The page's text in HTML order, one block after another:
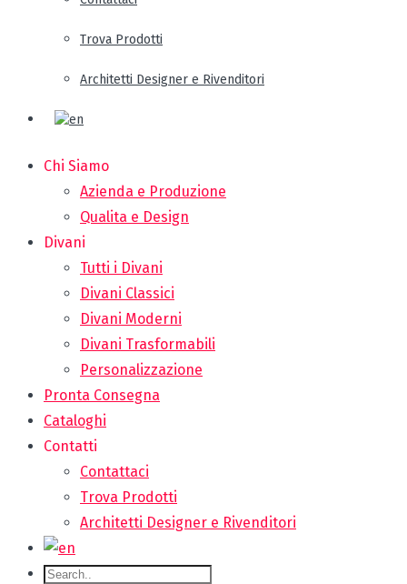
Trova Prodotti
Architetti Designer e Rivenditori
Chi Siamo
Azienda e Produzione
Qualita e Design
Divani
Tutti i Divani
Divani Classici
Divani Moderni
Divani Trasformabili
Personalizzazione
Pronta Consegna
Cataloghi
Contatti
Contattaci
Trova Prodotti
Architetti Designer e Rivenditori